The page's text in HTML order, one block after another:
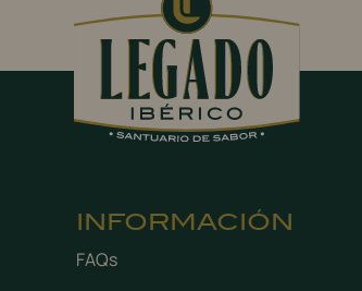
INFORMACIÓN
FAQs